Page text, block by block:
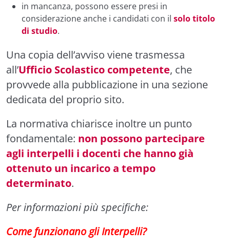
in mancanza, possono essere presi in
considerazione anche i candidati con il solo titolo
di studio.
Una copia dell’avviso viene trasmessa
all’Ufficio Scolastico competente, che
provvede alla pubblicazione in una sezione
dedicata del proprio sito.
La normativa chiarisce inoltre un punto
fondamentale: non possono partecipare
agli interpelli i docenti che hanno già
ottenuto un incarico a tempo
determinato.
Per informazioni più specifiche:
Come funzionano gli Interpelli?